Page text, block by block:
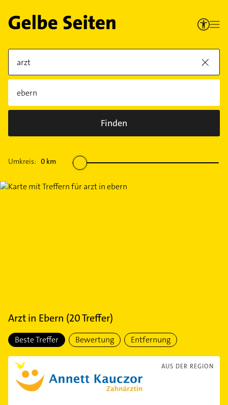
Finden
Umkreis: 0 km
Arztin Ebern (20Treffer)
Beste Treffer Bewertung Entfernung
AUS DER REGION